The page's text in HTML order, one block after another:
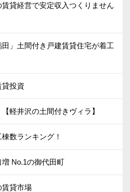
貸経営で安定収入つくりません
田」土間付き戸建賃貸住宅が着工
投資
軽井沢の土間付きヴィラ】
数ランキング！
No.1の御代田町
賃貸市場